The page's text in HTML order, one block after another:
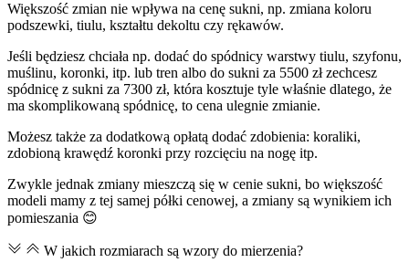
Większość zmian nie wpływa na cenę sukni, np. zmiana koloru
podszewki, tiulu, kształtu dekoltu czy rękawów.
Jeśli będziesz chciała np. dodać do spódnicy warstwy tiulu, szyfonu,
muślinu, koronki, itp. lub tren albo do sukni za 5500 zł zechcesz
spódnicę z sukni za 7300 zł, która kosztuje tyle właśnie dlatego, że
ma skomplikowaną spódnicę, to cena ulegnie zmianie.
Możesz także za dodatkową opłatą dodać zdobienia: koraliki,
zdobioną krawędź koronki przy rozcięciu na nogę itp.
Zwykle jednak zmiany mieszczą się w cenie sukni, bo większość
modeli mamy z tej samej półki cenowej, a zmiany są wynikiem ich
pomieszania 😊
W jakich rozmiarach są wzory do mierzenia?